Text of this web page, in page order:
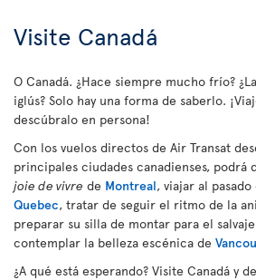
Visite Canadá
O Canadá. ¿Hace siempre mucho frío?
iglús? Solo hay una forma de saberlo.
descúbralo en persona!
Con los vuelos directos de Air Transat
principales ciudades canadienses,
joie de vivre de Montreal, viajar al pasado
Quebec, tratar de seguir el ritmo de la
preparar su silla de montar para el
contemplar la belleza escénica de
¿A qué está esperando? Visite Canadá y